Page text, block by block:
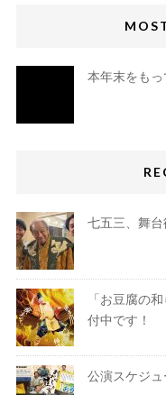
本年末をもっ
七五三、舞台
「お豆腐の
付中です！
公演スケジュ